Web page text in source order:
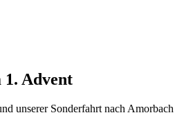
Advent
unserer Sonderfahrt nach